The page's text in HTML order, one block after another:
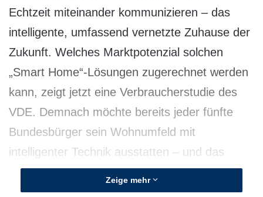
Echtzeit miteinander kommunizieren – das
intelligente, umfassend vernetzte Zuhause der
Zukunft. Welches Marktpotenzial solchen
„Smart Home“-Lösungen zugerechnet werden
kann, zeigt jetzt eine Verbraucherstudie des
VDE. Demnach möchte bereits jeder fünfte
Bundesbürger sein Wohnumfeld mit
intelligenter Technik ausstatten – und das
möglichst bald.
Zeige mehr